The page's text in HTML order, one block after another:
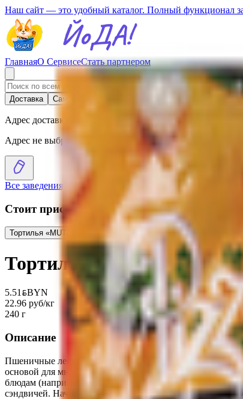
Наш сайт — это удобный каталог. Полный функционал
ГлавнаяО СервисеСтать партнером
Доставка Самовывоз
Адрес доставки
Адрес не выбран
Все заведения Каталог Тортилья «MUTLUKAL»
Стоит присмотреться
Тортилья «MUTLUKAL» основа для пиццы 5.51BYNBYN
Тортилья «MUTLUKAL»
5.51BYNBYN
22.96 руб/кг
240 г
Описание
Пшеничные лепёшки тортильи — основа кулинарного
основой для многих блюд, например, энчилада, буррито,
блюдам (например, к чили кон карне). Их едят
сэндвичей. Начинка может быть как солёная, так и